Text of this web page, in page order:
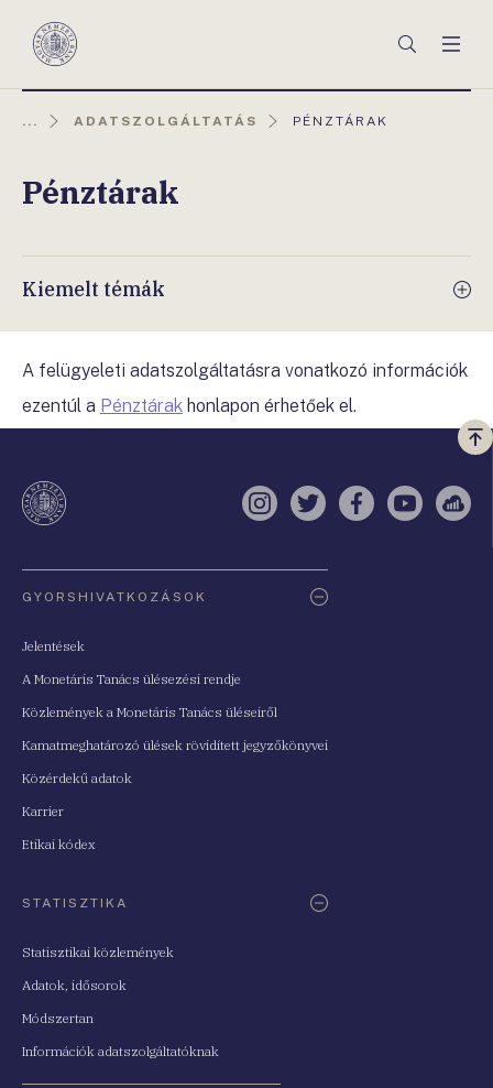
Magyar
Keresés
... ADATSZOLGÁLTATÁS
AKTUÁLIS
PÉNZTÁRAK
Pénztárak
Kiemelt témák
A felügyeleti adatszolgáltatásra vonatkozó információk
ezentúl a Pénztárak honlapon érhetőek el.
a
Instagram
TwitterFacebook
YouTube
GYORSHIVATKOZÁSOK
Jelentések
A Monetáris Tanács ülésezési rendje
Közlemények a Monetáris Tanács üléseiről
Kamatmeghatározó ülések rövidített jegyzőkönyvei
Közérdekű adatok
Karrier
Etikai kódex
STATISZTIKA
Statisztikai közlemények
Adatok, idősorok
Módszertan
Információk adatszolgáltatóknak